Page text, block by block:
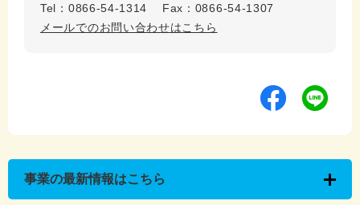
Tel：0866-54-1314
Fax：0866-54-1307
メールでのお問い合わせはこちら
事業の最新情報はこちら